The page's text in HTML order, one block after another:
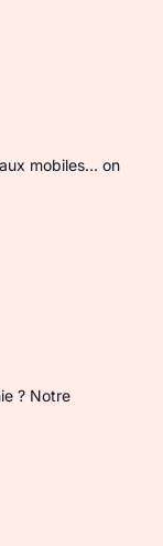
mobiles… on
? Notre